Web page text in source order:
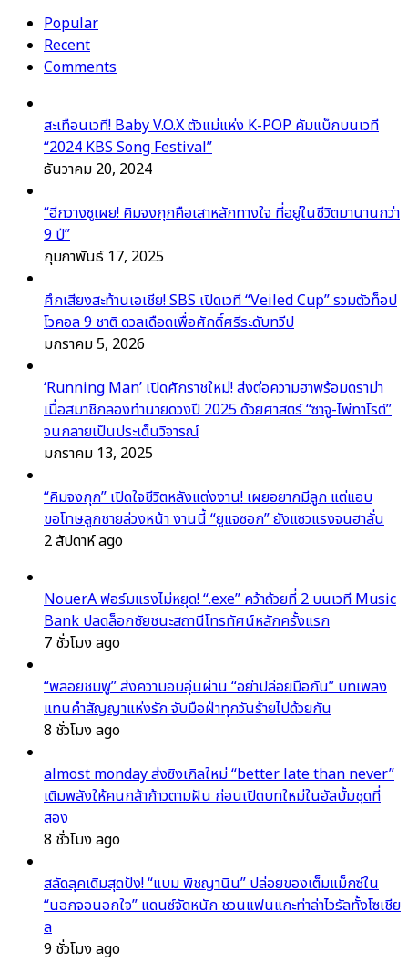
Popular
Recent
Comments
สะเทือนเวที! Baby V.O.X ตัวแม่แห่ง K-POP คัมแบ็กบนเวที
“2024 KBS Song Festival”
ธันวาคม 20, 2024
“อีกวางซูเผย! คิมจงกุกคือเสาหลักทางใจ ที่อยู่ในชีวิตมานานกว่า
9 ปี”
กุมภาพันธ์ 17, 2025
ศึกเสียงสะท้านเอเชีย! SBS เปิดเวที “Veiled Cup” รวมตัวท็อป
โวคอล 9 ชาติ ดวลเดือดเพื่อศักดิ์ศรีระดับทวีป
มกราคม 5, 2026
‘Running Man’ เปิดศักราชใหม่! ส่งต่อความฮาพร้อมดราม่า
เมื่อสมาชิกลองทำนายดวงปี 2025 ด้วยศาสตร์ “ซาจู-ไพ่ทาโรต์”
จนกลายเป็นประเด็นวิจารณ์
มกราคม 13, 2025
“คิมจงกุก” เปิดใจชีวิตหลังแต่งงาน! เผยอยากมีลูก แต่แอบ
ขอโทษลูกชายล่วงหน้า งานนี้ “ยูแจซอก” ยังแซวแรงจนฮาลั่น
2 สัปดาห์ ago
NouerA ฟอร์มแรงไม่หยุด! “.exe” คว้าถ้วยที่ 2 บนเวที Music
Bank ปลดล็อกชัยชนะสถานีโทรทัศน์หลักครั้งแรก
7 ชั่วโมง ago
“พลอยชมพู” ส่งความอบอุ่นผ่าน “อย่าปล่อยมือกัน” บทเพลง
แทนคำสัญญาแห่งรัก จับมือฝ่าทุกวันร้ายไปด้วยกัน
8 ชั่วโมง ago
almost monday ส่งซิงเกิลใหม่ “better late than never”
เติมพลังให้คนกล้าก้าวตามฝัน ก่อนเปิดบทใหม่ในอัลบั้มชุดที่
สอง
8 ชั่วโมง ago
สลัดลุคเดิมสุดปัง! “แบม พิชญานิน” ปล่อยของเต็มแม็กซ์ใน
“นอกจอนอกใจ” แดนซ์จัดหนัก ชวนแฟนแกะท่าล่าไวรัลทั้งโซเชีย
ล
9 ชั่วโมง ago